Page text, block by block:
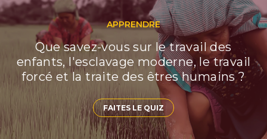
APPRENDRE
Que savez-vous sur le travail des
enfants, l'esclavage moderne, le travail
forcé et la traite des êtres humains ?
FAITES LE QUIZ